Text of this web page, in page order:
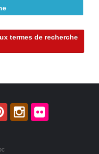
termes de recherche×